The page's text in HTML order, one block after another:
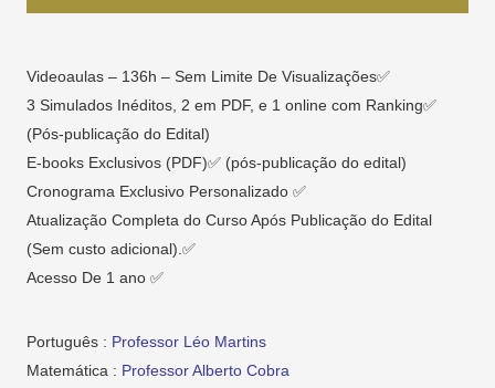
Videoaulas – 136h – Sem Limite De Visualizações✅
3 Simulados Inéditos, 2 em PDF, e 1 online com Ranking✅
(Pós-publicação do Edital)
E-books Exclusivos (PDF)✅ (pós-publicação do edital)
Cronograma Exclusivo Personalizado ✅
Atualização Completa do Curso Após Publicação do Edital
(Sem custo adicional).✅
Acesso De 1 ano ✅
Português : Professor Léo Martins
Matemática : Professor Alberto Cobra